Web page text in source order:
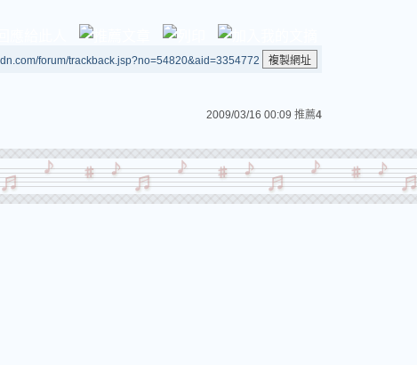
forum/trackback.jsp?no=54820&aid=3354772
2009/03/16 00:09 推薦4